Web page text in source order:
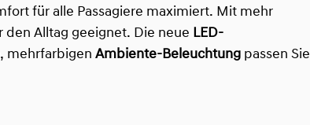
für alle Passagiere maximiert. Mit mehr
den Alltag geeignet. Die neue LED-
mehrfarbigen Ambiente-Beleuchtung passen Sie